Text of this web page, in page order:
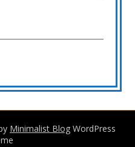
Minimalist Blog WordPress